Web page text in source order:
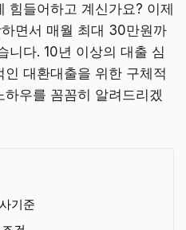
힘들어하고 계신가요? 이제
면서 매월 최대 30만원까
니다. 10년 이상의 대출 심
대환대출을 위한 구체적
우를 꼼꼼히 알려드리겠
기준